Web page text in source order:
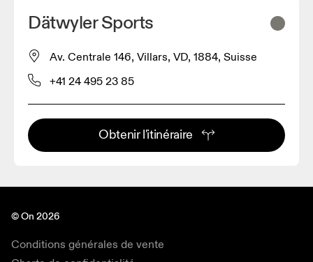
Dätwyler Sports
Av. Centrale 146, Villars, VD, 1884, Suisse
+41 24 495 23 85
Obtenir l'itinéraire
© On 2026
Conditions générales de vente